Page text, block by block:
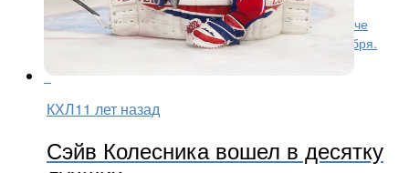
Виталий Колесник со своим сейвом в гостевом матче
против «Сибири» попал в ТОП-10 по итогам сентября.
КХЛ11 лет назад
Сэйв Колесника вошел в десятку